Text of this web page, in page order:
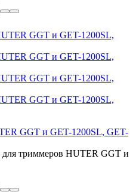
GGT и GET-1200SL, GET-
триммеров HUTER GGT и